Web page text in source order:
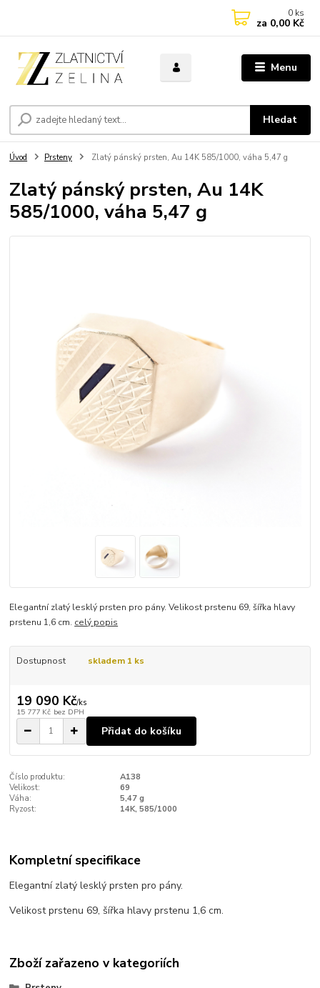
Menu
Hledat
0 ks
za 0,00 Kč
Úvod Prsteny Zlatý pánský prsten, Au 14K 585/1000, váha 5,47 g
Zlatý pánský prsten, Au 14K
585/1000, váha 5,47 g
Elegantní zlatý lesklý prsten pro pány. Velikost prstenu 69, šířka hlavy
prstenu 1,6 cm. celý popis
Dostupnost skladem 1 ks
19 090 Kč/ks
15 777 Kč bez DPH
Přidat do košíku
Číslo produktu:
A138
Velikost:
69
Váha:
5,47 g
Ryzost:
14K, 585/1000
Kompletní specifikace
Elegantní zlatý lesklý prsten pro pány.
Velikost prstenu 69, šířka hlavy prstenu 1,6 cm.
Zboží zařazeno v kategoriích